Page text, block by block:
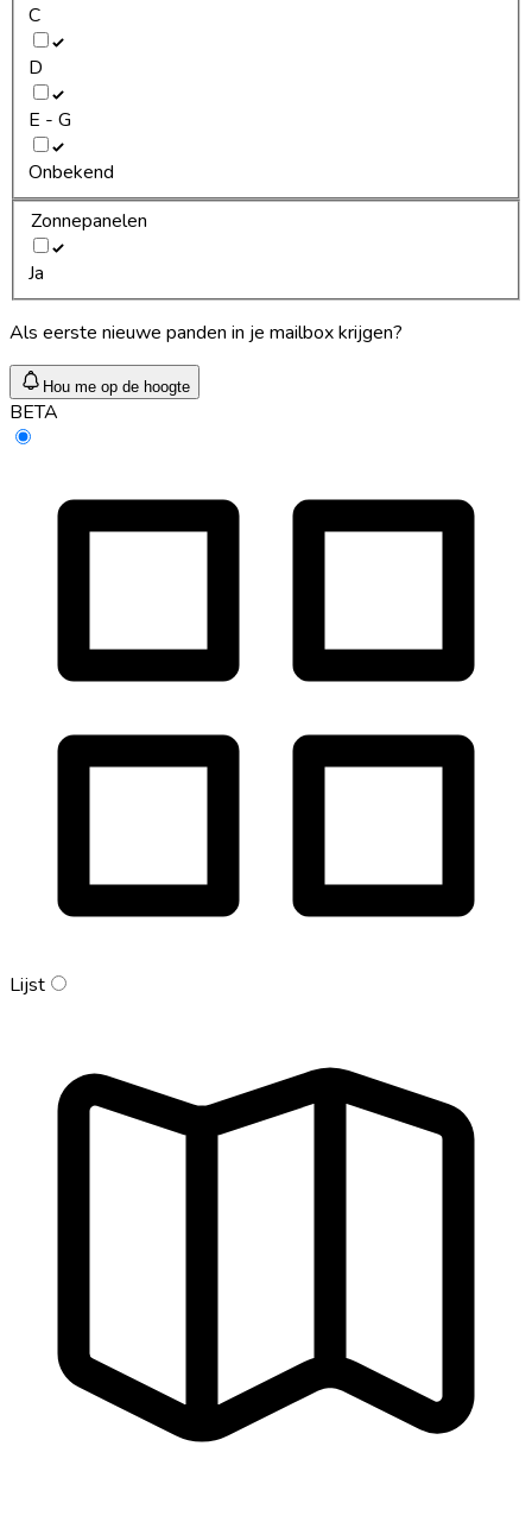
C
D
E - G
Onbekend
Zonnepanelen
Ja
Als eerste nieuwe panden in je mailbox krijgen?
Hou me op de hoogte
BETA
Lijst